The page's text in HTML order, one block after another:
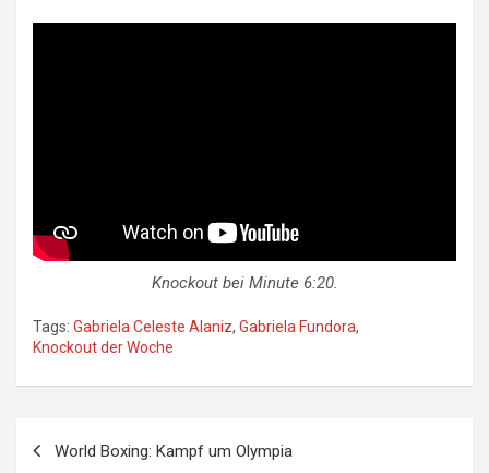
Knockout bei Minute 6:20.
Tags: Gabriela Celeste Alaniz, Gabriela Fundora,
Knockout der Woche
World Boxing: Kampf um Olympia